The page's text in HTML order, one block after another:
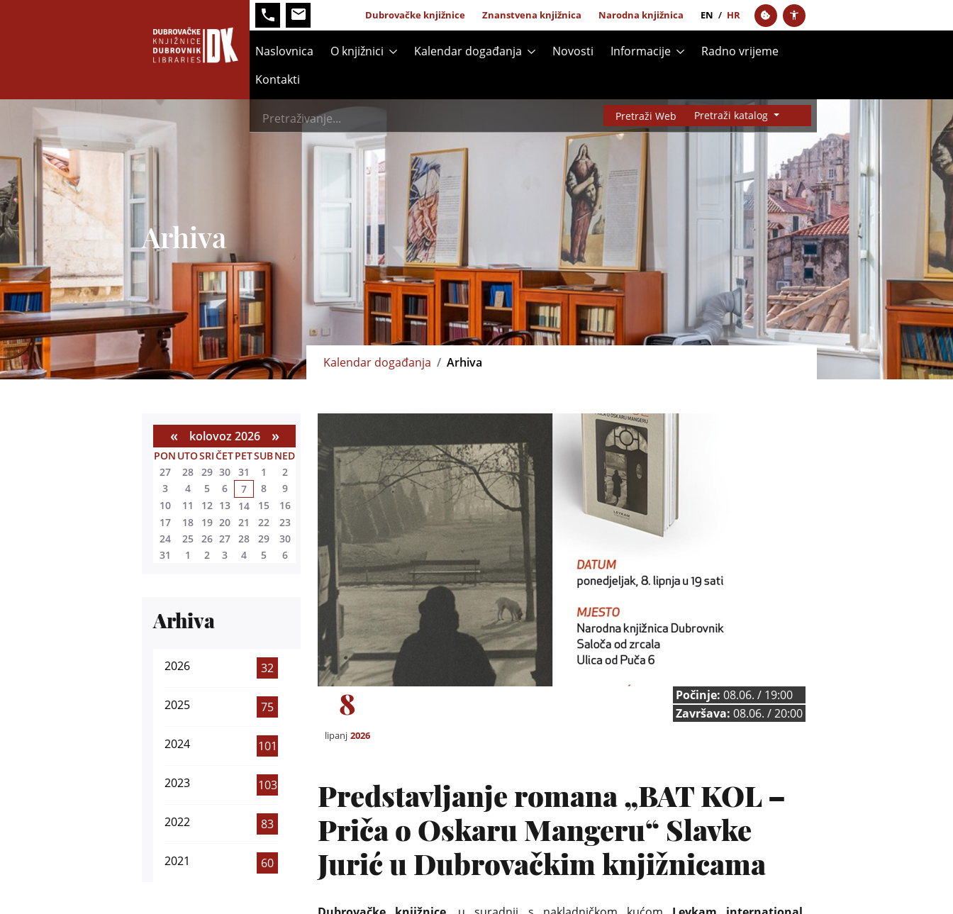
+385 20 324 084 Dubrovačke knjižnice Znanstvena knjižnica Narodna knjižnica EN / HR
Naslovnica O knjižnici Kalendar događanja Novosti Informacije
Radno vrijeme
Kontakti
Pretraži Web Pretraži katalog
Arhiva
Kalendar događanja Arhiva
« kolovoz 2026 »
PON UTOSRIČETPETSUBNED
27
28 29 30 31 1
2
3
4 5 6 7 8
9
10
11 12 13 14 15
16
17
18 19 20 21 22
23
24
25 26 27 28 29
30
31
1 2 3 4 5 6
Arhiva
2026 32
2025 75
2024 101
2023 103
2022 83
2021 60
8
lipanj 2026
Počinje: 08.06. / 19:00
Završava: 08.06. / 20:00
Predstavljanje romana „BAT KOL –
Priča o Oskaru Mangeru“ Slavke
Jurić u Dubrovačkim knjižnicama